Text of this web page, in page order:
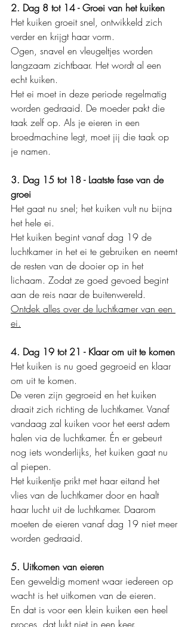
2. Dag 8 tot 14 - Groei van het kuiken
Het kuiken groeit snel, ontwikkeld zich
verder en krijgt haar vorm.
Ogen, snavel en vleugeltjes worden
langzaam zichtbaar. Het wordt al een
echt kuiken.
Het ei moet in deze periode regelmatig
worden gedraaid. De moeder pakt die
taak zelf op. Als je eieren in een
broedmachine legt, moet jij die taak op
je namen.
3. Dag 15 tot 18 - Laatste fase van de
groei
Het gaat nu snel; het kuiken vult nu bijna
het hele ei.
Het kuiken begint vanaf dag 19 de
luchtkamer in het ei te gebruiken en neemt
de resten van de dooier op in het
lichaam. Zodat ze goed gevoed begint
aan de reis naar de buitenwereld.
Ontdek alles over de luchtkamer van een
ei.
4. Dag 19 tot 21 - Klaar om uit te komen
Het kuiken is nu goed gegroeid en klaar
om uit te komen.
De veren zijn gegroeid en het kuiken
draait zich richting de luchtkamer. Vanaf
vandaag zal kuiken voor het eerst adem
halen via de luchtkamer. Én er gebeurt
nog iets wonderlijks, het kuiken gaat nu
al piepen.
Het kuikentje prikt met haar eitand het
vlies van de luchtkamer door en haalt
haar lucht uit de luchtkamer. Daarom
moeten de eieren vanaf dag 19 niet meer
worden gedraaid.
5. Uitkomen van eieren
Een geweldig moment waar iedereen op
wacht is het uitkomen van de eieren.
En dat is voor een klein kuiken een heel
proces, dat lukt niet in een keer.